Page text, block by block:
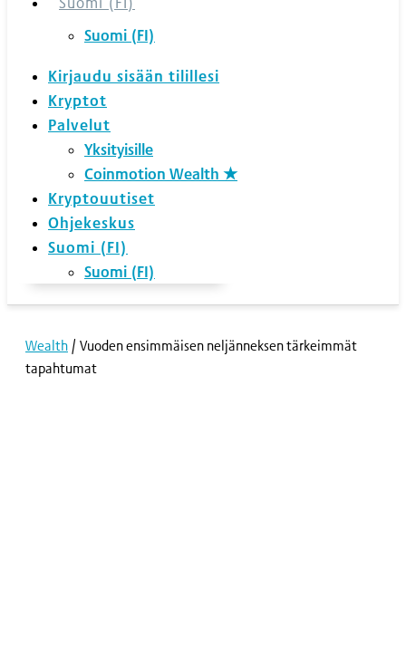
Suomi (FI)
Kirjaudu sisään tilillesi
Kryptot
Palvelut
Yksityisille
Coinmotion Wealth ★
Kryptouutiset
Ohjekeskus
Suomi (FI)
Suomi (FI)
Wealth/ Vuoden ensimmäisen neljänneksen tärkeimmät
tapahtumat